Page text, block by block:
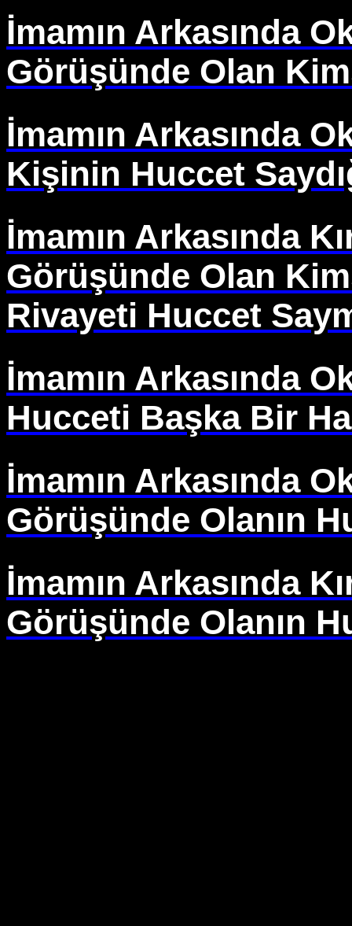
İmamın Arkasında
Görüşünde Olan
İmamın Arkasında
Kişinin Huccet
İmamın Arkasında
Görüşünde Olan
Rivayeti Huccet
İmamın Arkasında
Hucceti Başka Bir
İmamın Arkasında
Görüşünde Olanın
İmamın Arkasında
Görüşünde Olanın